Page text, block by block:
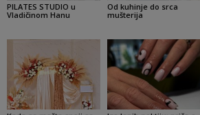
PILATES STUDIO u
Vladičinom Hanu
Od kuhinje do srca
mušterija